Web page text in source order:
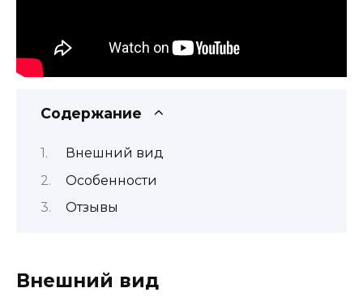
Содержание
Внешний вид
Особенности
Отзывы
Внешний вид